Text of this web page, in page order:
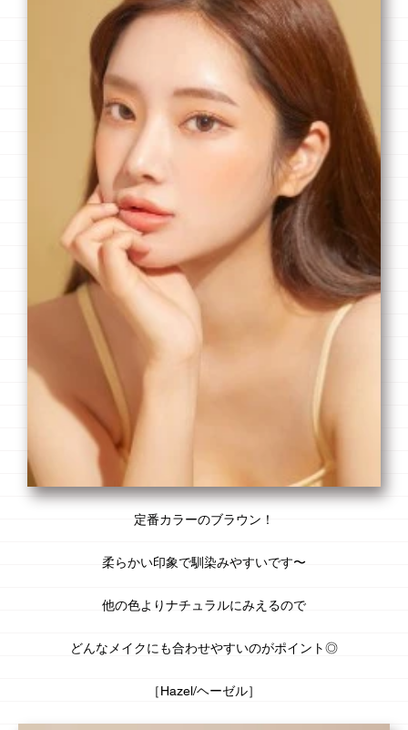
定番カラーのブラウン！
柔らかい印象で馴染みやすいです〜
他の色よりナチュラルにみえるので
どんなメイクにも合わせやすいのがポイント◎
［Hazel/ヘーゼル］